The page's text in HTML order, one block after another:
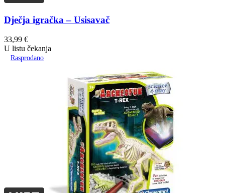
Dječja igračka – Usisavač
33,99 €
U listu čekanja
Rasprodano